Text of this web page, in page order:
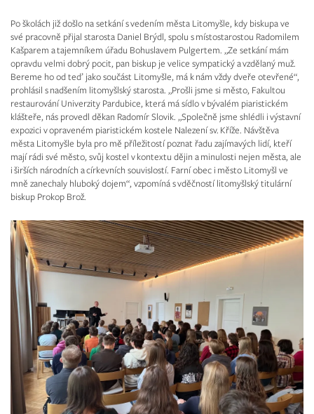
Po školách již došlo na setkání s vedením města Litomyšle, kdy biskupa ve
své pracovně přijal starosta Daniel Brýdl, spolu s místostarostou Radomilem
Kašparem a tajemníkem úřadu Bohuslavem Pulgertem. „Ze setkání mám
opravdu velmi dobrý pocit, pan biskup je velice sympatický a vzdělaný muž.
Bereme ho od teď jako součást Litomyšle, má k nám vždy dveře otevřené“,
prohlásil s nadšením litomyšlský starosta. „Prošli jsme si město, Fakultou
restaurování Univerzity Pardubice, která má sídlo v bývalém piaristickém
klášteře, nás provedl děkan Radomír Slovik. „Společně jsme shlédli i výstavní
expozici v opraveném piaristickém kostele Nalezení sv. Kříže. Návštěva
města Litomyšle byla pro mě příležitostí poznat řadu zajímavých lidí, kteří
mají rádi své město, svůj kostel v kontextu dějin a minulosti nejen města, ale
i širších národních a církevních souvislostí. Farní obec i město Litomyšl ve
mně zanechaly hluboký dojem“, vzpomíná s vděčností litomyšlský titulární
biskup Prokop Brož.